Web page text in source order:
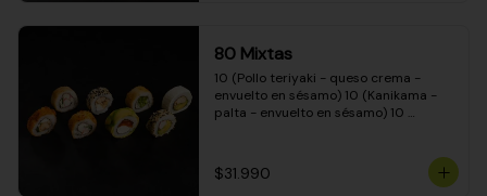
80 Mixtas
10 (Pollo teriyaki - queso crema -
envuelto en sésamo) 10 (Kanikama -
palta - envuelto en sésamo) 10
envuelto en queso crema) 10
(Camarón - queso crema - cebollín -
$31.990